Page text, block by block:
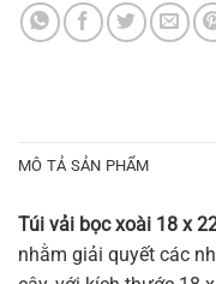
MÔ TẢ SẢN PHẨM
Túi vải bọc xoài 18 x
nhằm giải quyết các